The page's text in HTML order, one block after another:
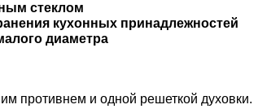
стеклом
кухонных принадлежностей
диаметра
противнем и одной решеткой духовки.